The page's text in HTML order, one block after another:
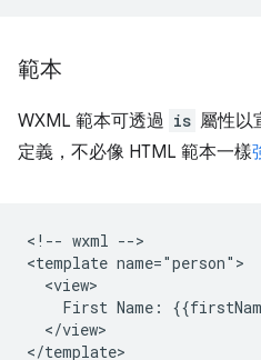
範本
WXML 範本可透過 is 屬性以
定義，不必像 HTML 範本一樣
<!-- wxml -->
<template name="person">
  <view>
First Name:
  </view>